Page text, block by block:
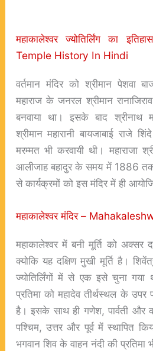
महाकालेश्वर ज्योतिर्लिंग का
Temple History In Hindi
वर्तमान मंदिर को श्रीमान पेशवा
महाराज के जनरल श्रीमान
बनवाया था। इसके बाद श्रीनाथ
श्रीमान महारानी बायजाबाई
मरम्मत भी करवायी थी। महाराजा
आलीजाह बहादुर के समय में 1886
से कार्यक्रमों को इस मंदिर में ही
महाकालेश्वर मंदिर –
महाकालेश्वर में बनी मूर्ति को अक्सर
क्योकि यह दक्षिण मुखी मूर्ति है।
ज्योतिर्लिंगों में से एक इसे चुना गया
प्रतिमा को महादेव तीर्थस्थल के उपर
है। इसके साथ ही गणेश, पार्वती और
पश्चिम, उत्तर और पूर्व में स्थापित
भगवान शिव के वाहन नंदीकी प्रतिमा